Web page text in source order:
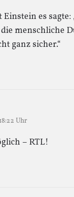
es
menschliche
ganz sicher.“
Uhr
– RTL!